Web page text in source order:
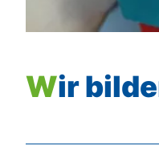
Wir